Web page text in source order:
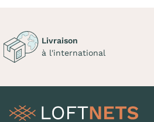
Livraison
à l'international